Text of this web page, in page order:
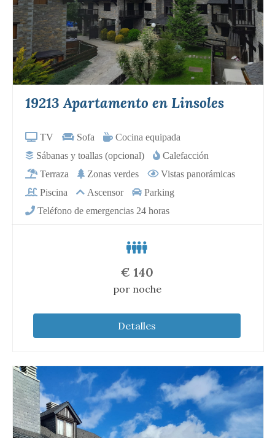
19213 Apartamento en Linsoles
€ 140
por noche
Detalles